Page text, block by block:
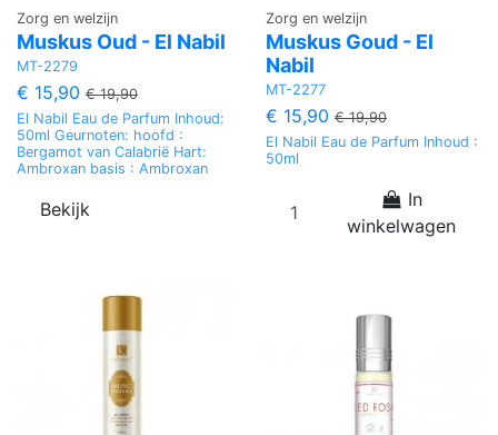
Zorg en welzijn
Muskus Oud - El Nabil
MT-2279
€ 15,90 € 19,90
El Nabil Eau de Parfum Inhoud:
50ml Geurnoten: hoofd :
Bergamot van Calabrië Hart:
Ambroxan basis : Ambroxan
Bekijk
Zorg en welzijn
Muskus Goud - El
Nabil
MT-2277
€ 15,90 € 19,90
El Nabil Eau de Parfum Inhoud :
50ml
In
winkelwagen